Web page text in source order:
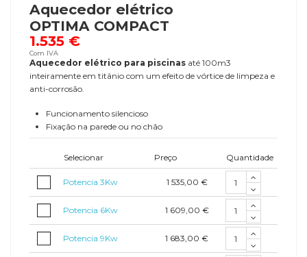
Aquecedor elétrico
OPTIMA COMPACT
1.535 €
Com IVA
Aquecedor elétrico para piscinas até 100m3
inteiramente em titânio com um efeito de vórtice de limpeza e
anti-corrosão.
Funcionamento silencioso
Fixação na parede ou no chão
Selecionar Preço Quantidade
Potencia 3Kw 1 535,00 €
Potencia 6Kw 1 609,00 €
Potencia 9Kw 1 683,00 €